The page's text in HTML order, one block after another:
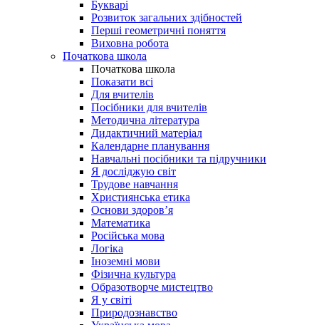
Букварі
Розвиток загальних здібностей
Перші геометричні поняття
Виховна робота
Початкова школа
Початкова школа
Показати всі
Для вчителів
Посібники для вчителів
Методична література
Дидактичний матеріал
Календарне планування
Навчальні посібники та підручники
Я досліджую світ
Трудове навчання
Християнська етика
Основи здоров’я
Математика
Російська мова
Логіка
Іноземні мови
Фізична культура
Образотворче мистецтво
Я у світі
Природознавство